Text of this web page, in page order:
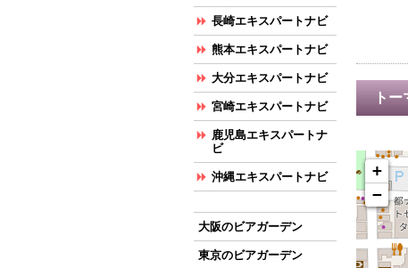
ト
+
−
長崎エキスパートナビ
熊本エキスパートナビ
大分エキスパートナビ
宮崎エキスパートナビ
鹿児島エキスパートナ
ビ
沖縄エキスパートナビ
大阪のビアガーデン
東京のビアガーデン